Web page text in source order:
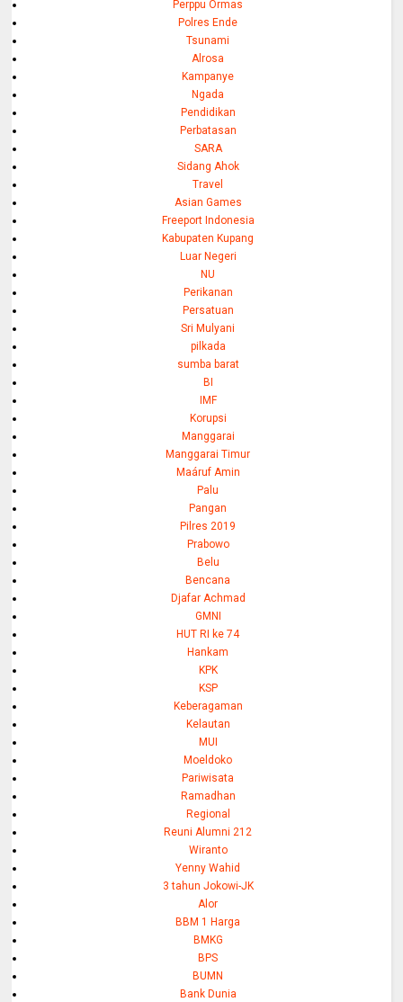
Perppu Ormas
Polres Ende
Tsunami
Alrosa
Kampanye
Ngada
Pendidikan
Perbatasan
SARA
Sidang Ahok
Travel
Asian Games
Freeport Indonesia
Kabupaten Kupang
Luar Negeri
NU
Perikanan
Persatuan
Sri Mulyani
pilkada
sumba barat
BI
IMF
Korupsi
Manggarai
Manggarai Timur
Maáruf Amin
Palu
Pangan
Pilres 2019
Prabowo
Belu
Bencana
Djafar Achmad
GMNI
HUT RI ke 74
Hankam
KPK
KSP
Keberagaman
Kelautan
MUI
Moeldoko
Pariwisata
Ramadhan
Regional
Reuni Alumni 212
Wiranto
Yenny Wahid
3 tahun Jokowi-JK
Alor
BBM 1 Harga
BMKG
BPS
BUMN
Bank Dunia